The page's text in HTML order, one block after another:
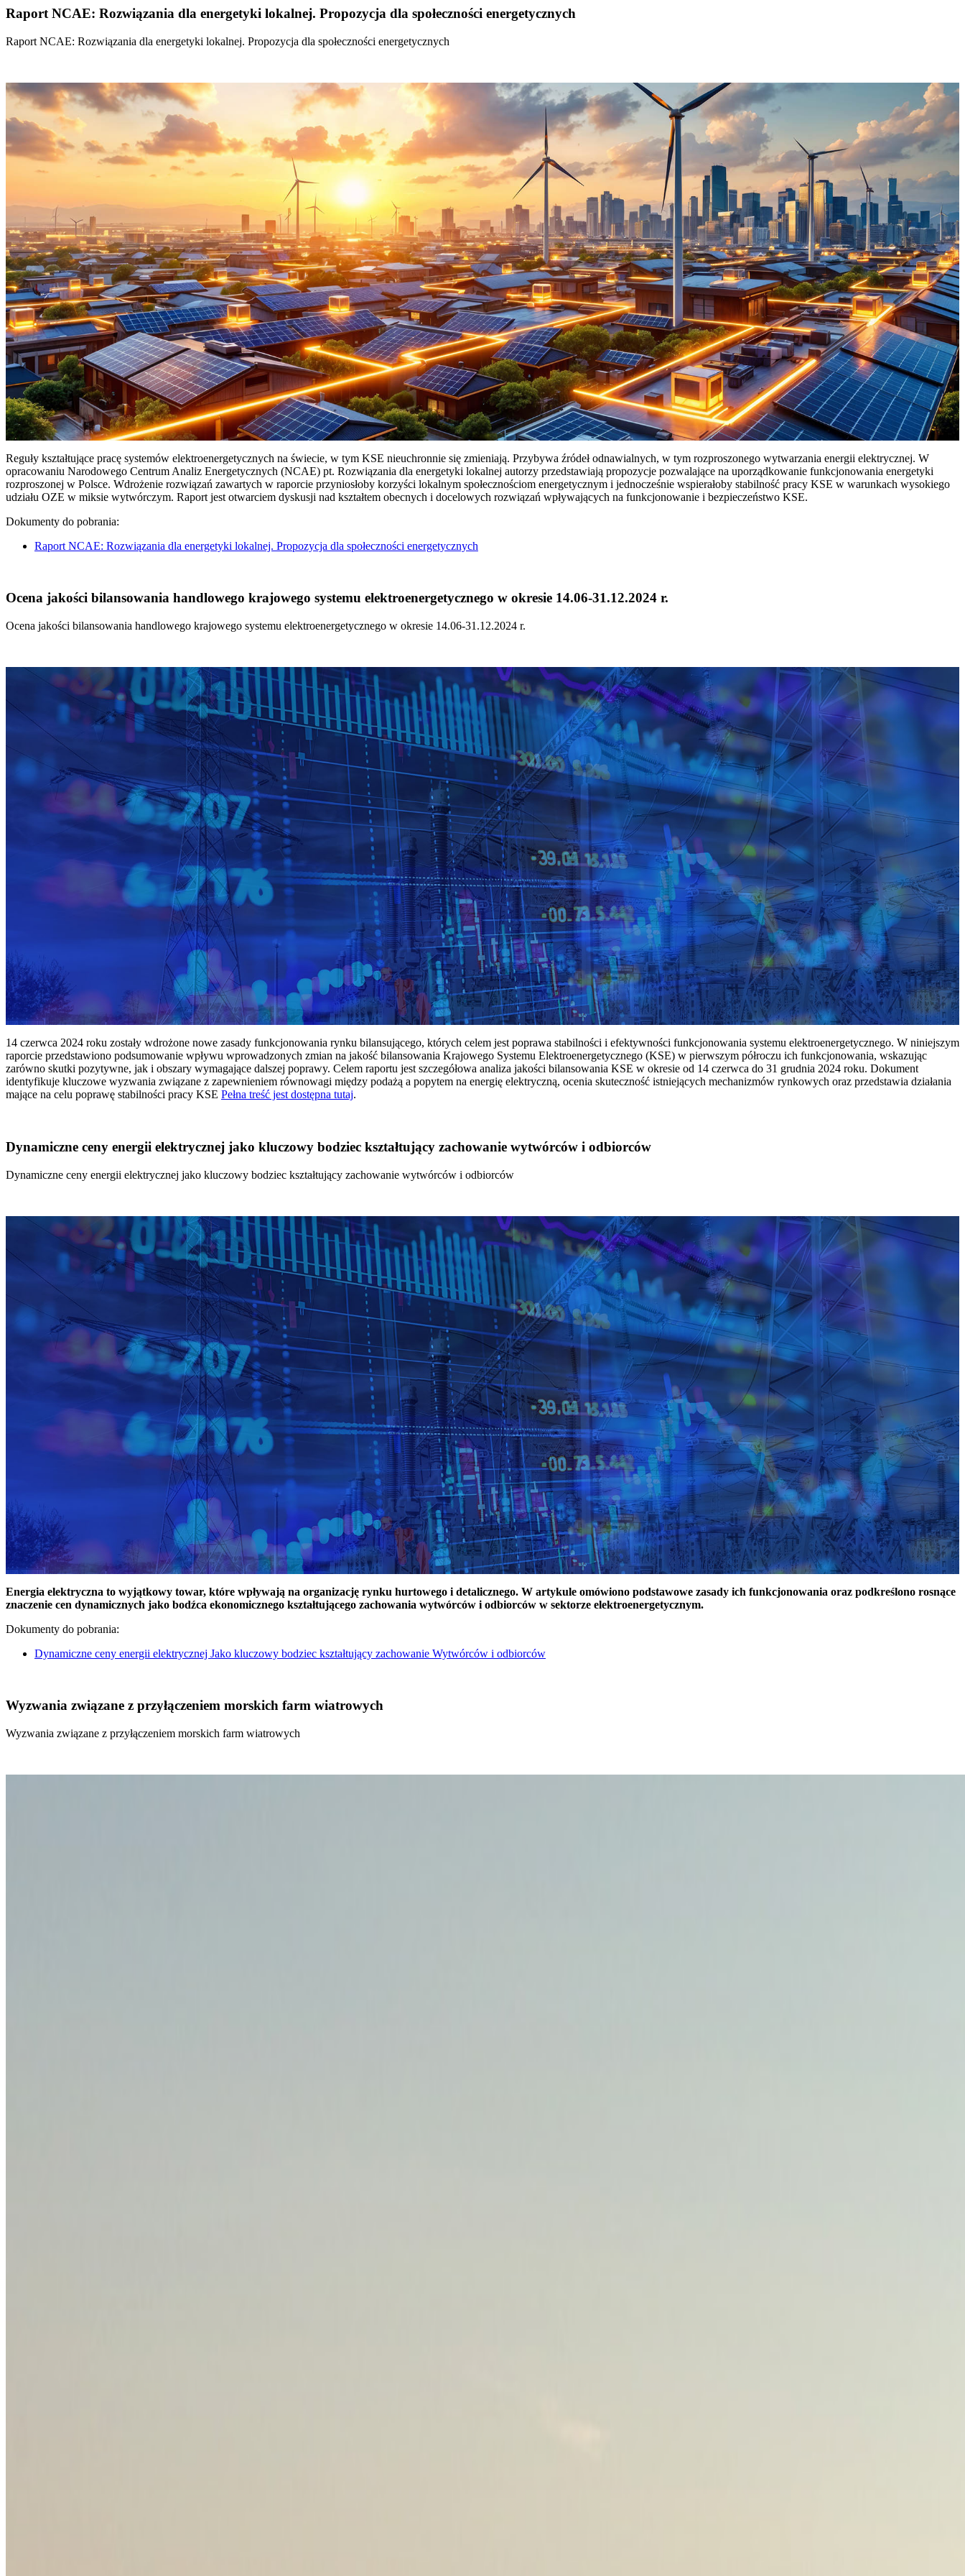
Raport NCAE: Rozwiązania dla energetyki lokalnej. Propozycja dla społeczności energetycznych
Raport NCAE: Rozwiązania dla energetyki lokalnej. Propozycja dla społeczności energetycznych
Reguły kształtujące pracę systemów elektroenergetycznych na świecie, w tym KSE nieuchronnie się zmieniają. Przybywa źródeł odnawialnych, w tym rozproszonego wytwarzania energii elektrycznej. W
opracowaniu Narodowego Centrum Analiz Energetycznych (NCAE) pt. Rozwiązania dla energetyki lokalnej autorzy przedstawiają propozycje pozwalające na uporządkowanie funkcjonowania energetyki
rozproszonej w Polsce. Wdrożenie rozwiązań zawartych w raporcie przyniosłoby korzyści lokalnym społecznościom energetycznym i jednocześnie wspierałoby stabilność pracy KSE w warunkach wysokiego
udziału OZE w miksie wytwórczym. Raport jest otwarciem dyskusji nad kształtem obecnych i docelowych rozwiązań wpływających na funkcjonowanie i bezpieczeństwo KSE.
Dokumenty do pobrania:
Raport NCAE: Rozwiązania dla energetyki lokalnej. Propozycja dla społeczności energetycznych
Ocena jakości bilansowania handlowego krajowego systemu elektroenergetycznego w okresie 14.06-31.12.2024 r.
Ocena jakości bilansowania handlowego krajowego systemu elektroenergetycznego w okresie 14.06-31.12.2024 r.
14 czerwca 2024 roku zostały wdrożone nowe zasady funkcjonowania rynku bilansującego, których celem jest poprawa stabilności i efektywności funkcjonowania systemu elektroenergetycznego. W niniejszym
raporcie przedstawiono podsumowanie wpływu wprowadzonych zmian na jakość bilansowania Krajowego Systemu Elektroenergetycznego (KSE) w pierwszym półroczu ich funkcjonowania, wskazując
zarówno skutki pozytywne, jak i obszary wymagające dalszej poprawy. Celem raportu jest szczegółowa analiza jakości bilansowania KSE w okresie od 14 czerwca do 31 grudnia 2024 roku. Dokument
identyfikuje kluczowe wyzwania związane z zapewnieniem równowagi między podażą a popytem na energię elektryczną, ocenia skuteczność istniejących mechanizmów rynkowych oraz przedstawia działania
mające na celu poprawę stabilności pracy KSE Pełna treść jest dostępna tutaj.
Dynamiczne ceny energii elektrycznej jako kluczowy bodziec kształtujący zachowanie wytwórców i odbiorców
Dynamiczne ceny energii elektrycznej jako kluczowy bodziec kształtujący zachowanie wytwórców i odbiorców
Energia elektryczna to wyjątkowy towar, które wpływają na organizację rynku hurtowego i detalicznego. W artykule omówiono podstawowe zasady ich funkcjonowania oraz podkreślono rosnące
znaczenie cen dynamicznych jako bodźca ekonomicznego kształtującego zachowania wytwórców i odbiorców w sektorze elektroenergetycznym.
Dokumenty do pobrania:
Dynamiczne ceny energii elektrycznej Jako kluczowy bodziec kształtujący zachowanie Wytwórców i odbiorców
Wyzwania związane z przyłączeniem morskich farm wiatrowych
Wyzwania związane z przyłączeniem morskich farm wiatrowych